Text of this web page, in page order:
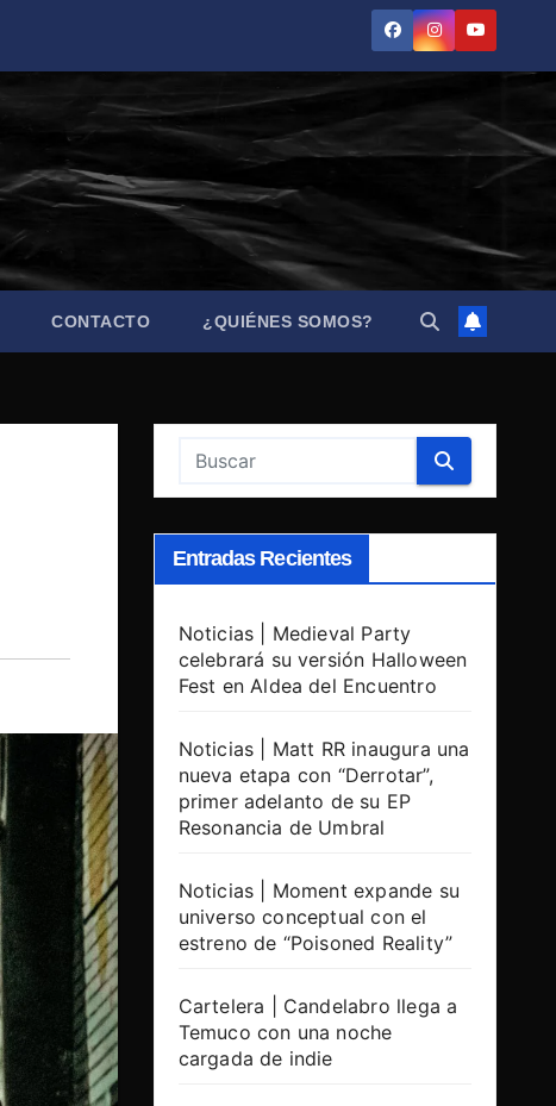
CONTACTO ¿QUIÉNES SOMOS?
Entradas Recientes
Noticias | Medieval Party
celebrará su versión Halloween
Fest en Aldea del Encuentro
Noticias | Matt RR inaugura una
nueva etapa con “Derrotar”,
primer adelanto de su EP
Resonancia de Umbral
Noticias | Moment expande su
universo conceptual con el
estreno de “Poisoned Reality”
Cartelera | Candelabro llega a
Temuco con una noche
cargada de indie